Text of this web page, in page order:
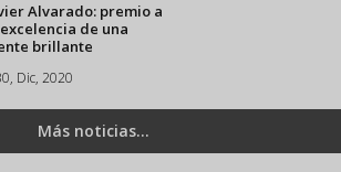
Alvarado: premio a
de una
brillante
Dic, 2020
Más noticias...